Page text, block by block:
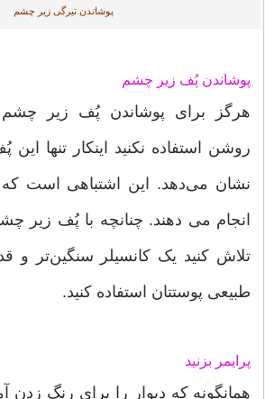
پوشاندن تیرگی زیر چشم
پوشاندن پُف زیر چشم
هرگز برای پوشاندن پُف زیر چشم
روشن استفاده نکنید اینکار تنها
نشان می‌دهد. این اشتباهی است که
انجام می دهند. چنانچه با پُف زیر
تلاش کنید یک کانسیلر سنگین‌تر و
طبیعی پوستتان استفاده کنید.
پرایمر بزنید
همانگونه که دیوار را برای رنگ زدن